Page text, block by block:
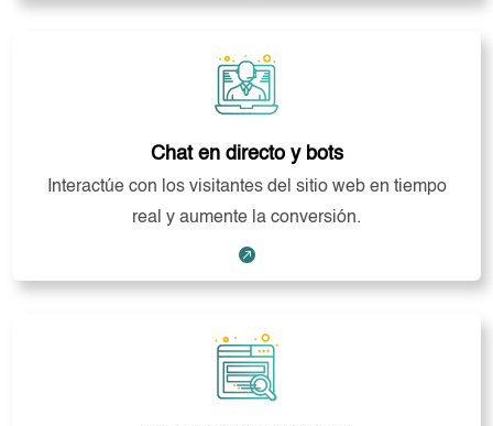
Chat en directo y bots
Interactúe con los visitantes del sitio web en tiempo
real y aumente la conversión.
